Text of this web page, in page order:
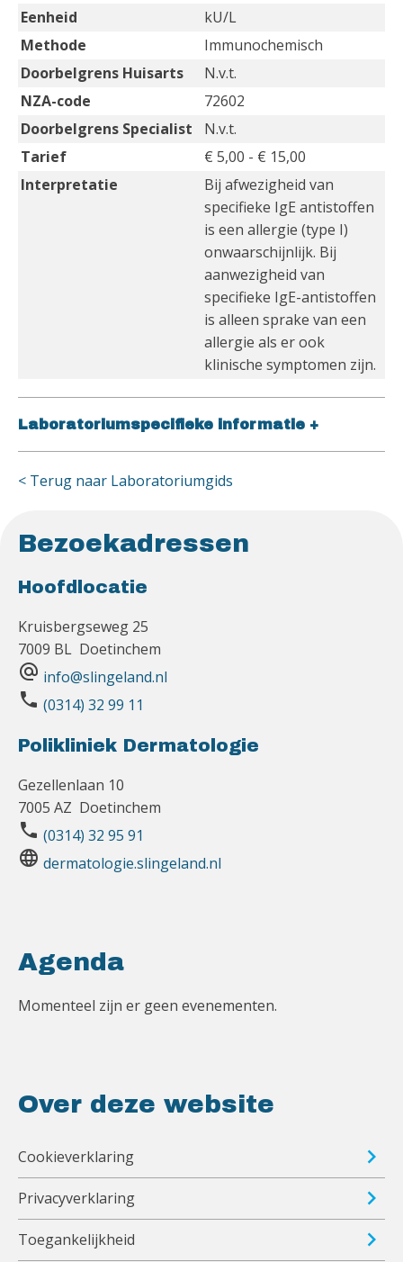
Eenheid
kU/L
Methode
Immunochemisch
Doorbelgrens Huisarts
N.v.t.
NZA-code
72602
Doorbelgrens Specialist
N.v.t.
Tarief
€ 5,00 - € 15,00
Interpretatie
Bij afwezigheid van
specifieke IgE antistoffen
is een allergie (type I)
onwaarschijnlijk. Bij
aanwezigheid van
specifieke IgE-antistoffen
is alleen sprake van een
allergie als er ook
klinische symptomen zijn.
Laboratoriumspecifieke informatie +
< Terug naar Laboratoriumgids
Bezoekadressen
Hoofdlocatie
Kruisbergseweg 25
7009 BL Doetinchem
alternate_email info@slingeland.nl
phone (0314) 32 99 11
Polikliniek Dermatologie
Gezellenlaan 10
7005 AZ Doetinchem
phone (0314) 32 95 91
language dermatologie.slingeland.nl
Agenda
Momenteel zijn er geen evenementen.
Over deze website
Cookieverklaring
Privacyverklaring
Toegankelijkheid